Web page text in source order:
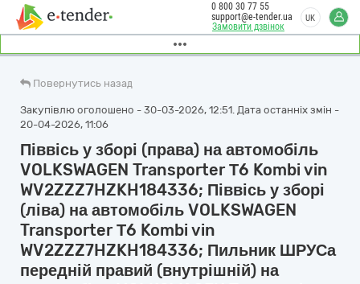
Замовити дзвінок
0 800 30 77 55
support@e-tender.ua
UK
Повернутись назад
Закупівлю оголошено - 30-03-2026, 12:51. Дата останніх змін -
20-04-2026, 11:06
Піввісь у зборі (права) на автомобіль
VOLKSWAGEN Transporter Т6 Kombi vin
WV2ZZZ7HZKH184336; Піввісь у зборі
(ліва) на автомобіль VOLKSWAGEN
Transporter Т6 Kombi vin
WV2ZZZ7HZKH184336; Пильник ШРУСа
передній правий (внутрішній) на